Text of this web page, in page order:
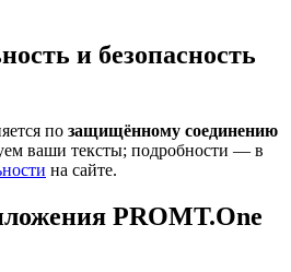
и безопасность
по защищённому соединению
ваши тексты; подробности — в
на сайте.
PROMT.One